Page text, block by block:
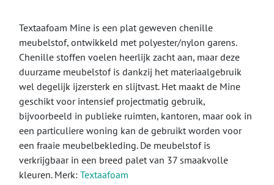
Textaafoam Mine is een plat geweven chenille
meubelstof, ontwikkeld met polyester/nylon garens.
Chenille stoffen voelen heerlijk zacht aan, maar deze
duurzame meubelstof is dankzij het materiaalgebruik
wel degelijk ijzersterk en slijtvast. Het maakt de Mine
geschikt voor intensief projectmatig gebruik,
bijvoorbeeld in publieke ruimten, kantoren, maar ook in
een particuliere woning kan de gebruikt worden voor
een fraaie meubelbekleding. De meubelstof is
verkrijgbaar in een breed palet van 37 smaakvolle
kleuren. Merk: Textaafoam